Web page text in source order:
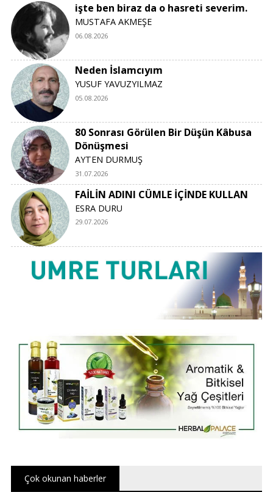
işte ben biraz da o hasreti severim.
MUSTAFA AKMEŞE
06.08.2026
Neden İslamcıyım
YUSUF YAVUZYILMAZ
05.08.2026
80 Sonrası Görülen Bir Düşün Kâbusa
Dönüşmesi
AYTEN DURMUŞ
31.07.2026
FAİLİN ADINI CÜMLE İÇİNDE KULLAN
ESRA DURU
29.07.2026
Çok okunan haberler